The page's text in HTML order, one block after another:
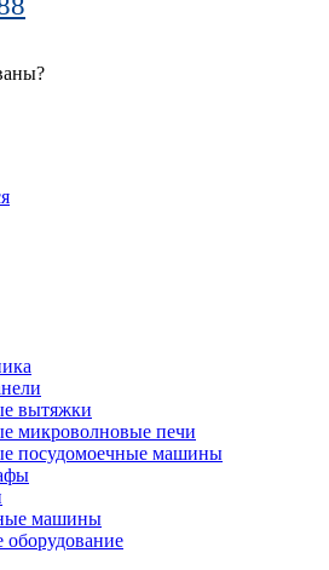
вытяжки
микроволновые печи
посудомоечные машины
машины
оборудование